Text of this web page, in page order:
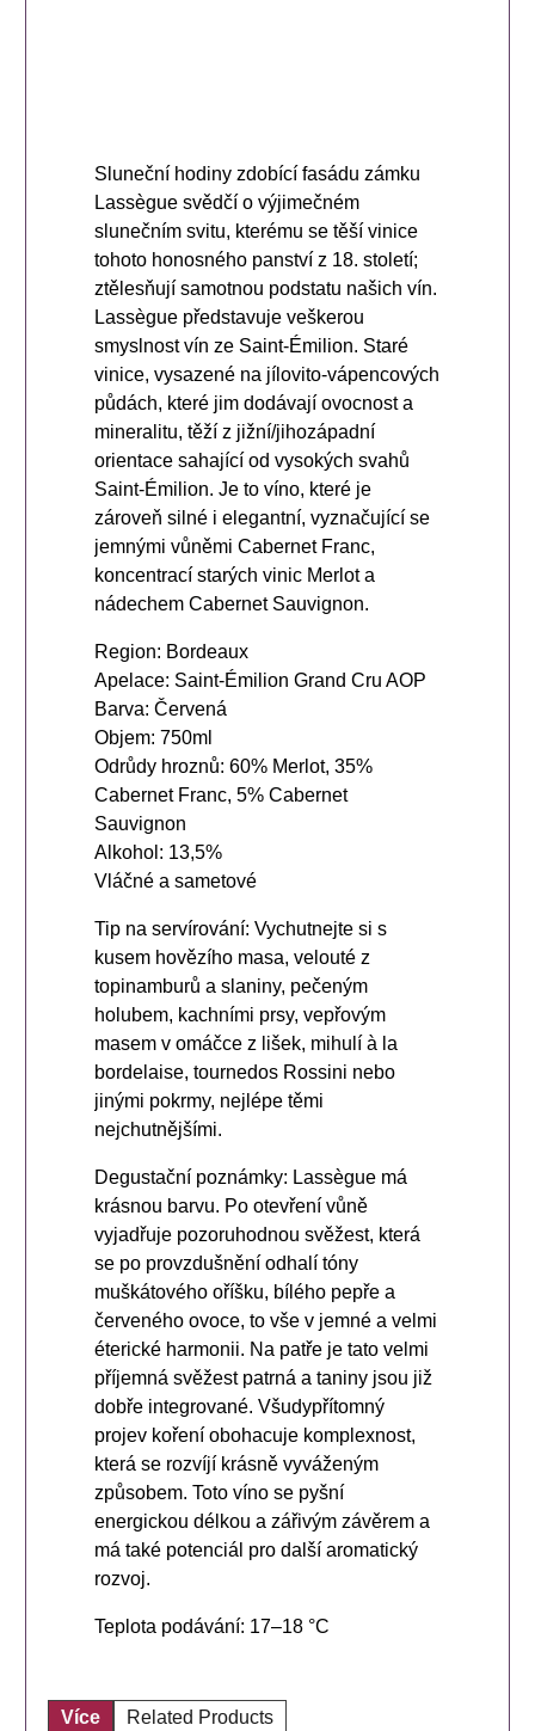
Sluneční hodiny zdobící fasádu zámku
Lassègue svědčí o výjimečném
slunečním svitu, kterému se těší vinice
tohoto honosného panství z 18. století;
ztělesňují samotnou podstatu našich vín.
Lassègue představuje veškerou
smyslnost vín ze Saint-Émilion. Staré
vinice, vysazené na jílovito-vápencových
půdách, které jim dodávají ovocnost a
mineralitu, těží z jižní/jihozápadní
orientace sahající od vysokých svahů
Saint-Émilion. Je to víno, které je
zároveň silné i elegantní, vyznačující se
jemnými vůněmi Cabernet Franc,
koncentrací starých vinic Merlot a
nádechem Cabernet Sauvignon.
Region: Bordeaux
Apelace: Saint-Émilion Grand Cru AOP
Barva: Červená
Objem: 750ml
Odrůdy hroznů: 60% Merlot, 35%
Cabernet Franc, 5% Cabernet
Sauvignon
Alkohol: 13,5%
Vláčné a sametové
Tip na servírování: Vychutnejte si s
kusem hovězího masa, velouté z
topinamburů a slaniny, pečeným
holubem, kachními prsy, vepřovým
masem v omáčce z lišek, mihulí à la
bordelaise, tournedos Rossini nebo
jinými pokrmy, nejlépe těmi
nejchutnějšími.
Degustační poznámky: Lassègue má
krásnou barvu. Po otevření vůně
vyjadřuje pozoruhodnou svěžest, která
se po provzdušnění odhalí tóny
muškátového oříšku, bílého pepře a
červeného ovoce, to vše v jemné a velmi
éterické harmonii. Na patře je tato velmi
příjemná svěžest patrná a taniny jsou již
dobře integrované. Všudypřítomný
projev koření obohacuje komplexnost,
která se rozvíjí krásně vyváženým
způsobem. Toto víno se pyšní
energickou délkou a zářivým závěrem a
má také potenciál pro další aromatický
rozvoj.
Teplota podávání: 17–18 °C
Více Related Products